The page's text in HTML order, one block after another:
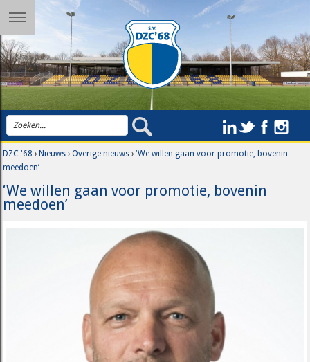
DZC '68 ›Nieuws ›Overige nieuws ›‘We willen gaan voor promotie, bovenin
meedoen’
‘We willen gaan voor promotie, bovenin
meedoen’